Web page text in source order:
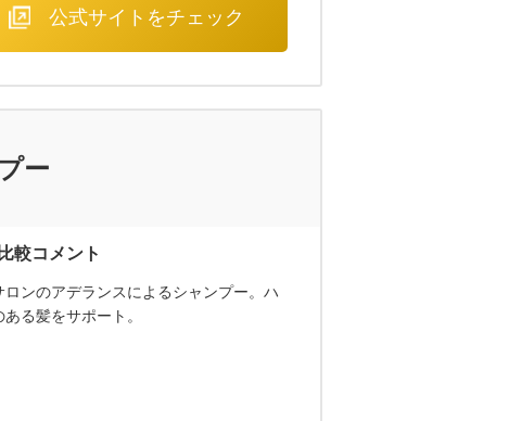
公式サイトをチェック
ー
ロンのアデランスによるシャンプー。ハ
ある髪をサポート。